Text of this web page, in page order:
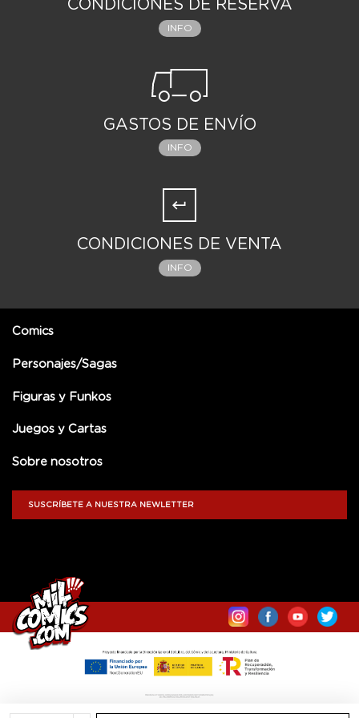
CONDICIONES DE RESERVA
INFO
GASTOS DE ENVÍO
INFO
CONDICIONES DE VENTA
INFO
Comics
Personajes/Sagas
Figuras y Funkos
Juegos y Cartas
Sobre nosotros
SUSCRÍBETE A NUESTRA NEWLETTER